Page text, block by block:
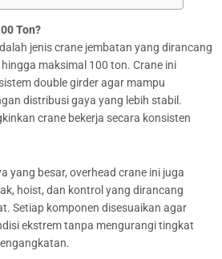
Ton?
jenis crane jembatan yang dirancang
maksimal 100 ton. Crane ini
double girder agar mampu
distribusi gaya yang lebih stabil.
crane bekerja secara konsisten
yang besar, overhead crane ini juga
hoist, dan kontrol yang dirancang
Setiap komponen disesuaikan agar
ekstrem tanpa mengurangi tingkat